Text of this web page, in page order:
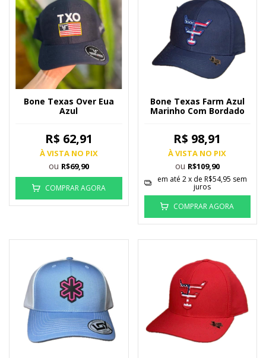
Bone Texas Over Eua
Azul
R$ 62,91
À VISTA NO PIX
ou R$69,90
COMPRAR AGORA
Bone Texas Farm Azul
Marinho Com Bordado
R$ 98,91
À VISTA NO PIX
ou R$109,90
em até 2x de R$54,95 sem
juros
COMPRAR AGORA